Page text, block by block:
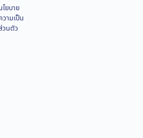
โยบาย
วามเป็น
วนตัว